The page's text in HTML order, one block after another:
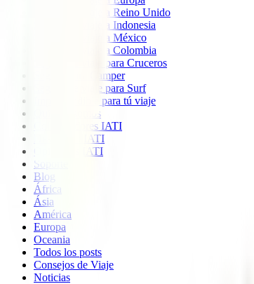
Seguro de viaje a Reino Unido
Seguro de viaje a Indonesia
Seguro de viaje a México
Seguro de viaje a Colombia
Seguro de viaje para Cruceros
Seguro para Camper
Seguro de viaje para Surf
Imprescindible para tú viaje
Quiénes somos
Colaboradores IATI
Descuento IATI
Opiniones IATI
Soporte
Blog
África
Ásia
América
Europa
Oceania
Todos los posts
Consejos de Viaje
Noticias